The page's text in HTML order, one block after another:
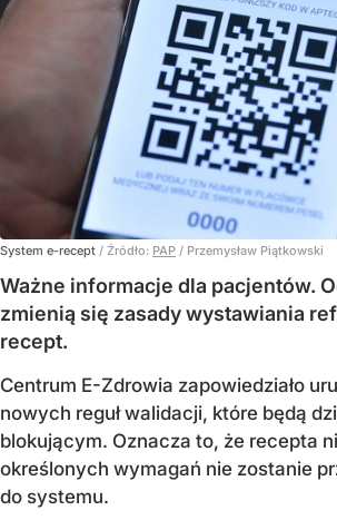
System e-recept / Źródło: PAP / Przemysław Piątkowski
Ważne informacje dla pacjentów.
zmienią się zasady wystawiania
recept.
Centrum E-Zdrowia zapowiedziało
nowych reguł walidacji, które będą
blokującym. Oznacza to, że recepta
określonych wymagań nie zostanie
do systemu.